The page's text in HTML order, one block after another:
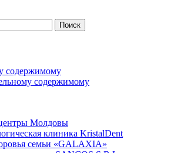
содержимому
содержимому
Молдовы
клиника KristalDent
семьи «GALAXIA»